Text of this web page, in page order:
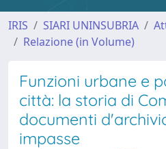
IRIS SIARI UNINSUBRIA
Relazione (in Volume)
Funzioni urbane e
città: la storia di
documenti
impasse